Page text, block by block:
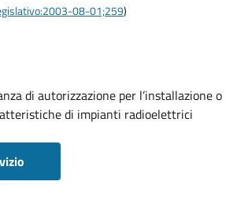
08-01;259)
di autorizzazione per l’installazione o
di impianti radioelettrici